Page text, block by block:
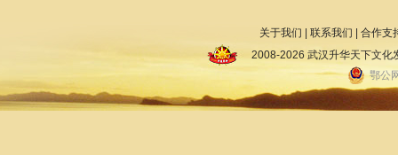
关于我们 联系我们
合作支
2008-2026 武汉升华天下文
鄂公